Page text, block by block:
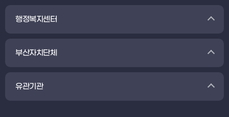
행정복지센터
부산자치단체
유관기관